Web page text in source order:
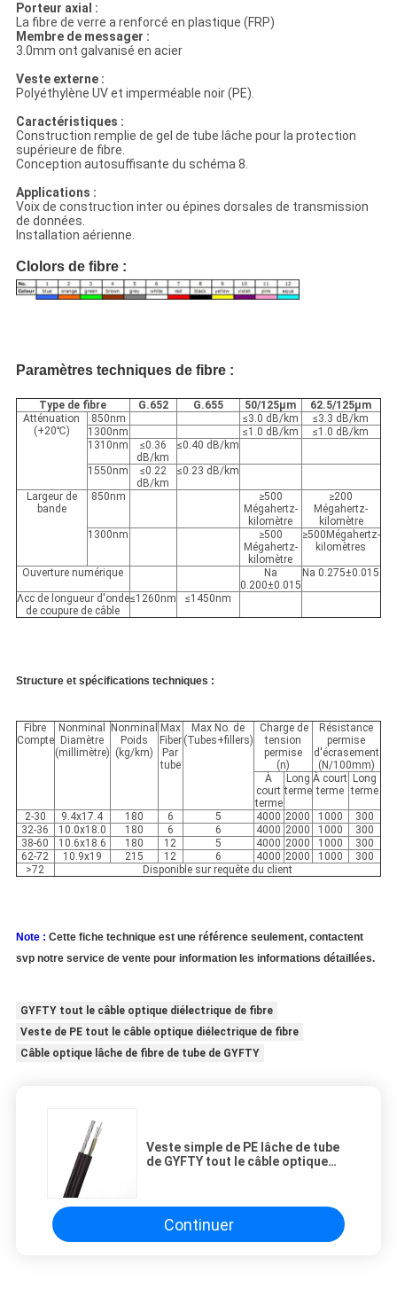
Porteur axial :
La fibre de verre a renforcé en plastique (FRP)
Membre de messager :
3.0mm ont galvanisé en acier
Veste externe :
Polyéthylène UV et imperméable noir (PE).
Caractéristiques :
Construction remplie de gel de tube lâche pour la protection
supérieure de fibre.
Conception autosuffisante du schéma 8.
Applications :
Voix de construction inter ou épines dorsales de transmission
de données.
Installation aérienne.
Clolors de fibre :
Paramètres techniques de fibre :
Type de fibre G.652 G.655 50/125μm
62.5/125μm
Atténuation
(+20℃)
850nm ≤3.0 dB/km
≤3.3 dB/km
1300nm
≤1.0 dB/km
≤1.0 dB/km
1310nm
≤0.36
dB/km
≤0.40 dB/km
1550nm
≤0.22
dB/km
≤0.23 dB/km
Largeur de
bande
850nm
≥500
Mégahertz-
kilomètre
≥200
Mégahertz-
kilomètre
1300nm
≥500
Mégahertz-
kilomètre
≥500Mégahertz-
kilomètres
Ouverture numérique
Na
0.200±0.015
Na 0.275±0.015
Λcc de longueur d'onde
de coupure de câble
≤1260nm ≤1450nm
Structure et spécifications techniques :
Fibre
Compte
Nonminal
Diamètre
(millimètre)
Nonminal
Poids
(kg/km)
Max
Fiber
Par
tube
Max No. de
(Tubes+fillers)
Charge de
tension
permise
(n)
Résistance
permise
d'écrasement
(N/100mm)
À
court
terme
Long
terme
À court
terme
Long
terme
2-30 9.4x17.4 180 6 5 4000 2000 1000
300
32-36
10.0x18.0 180 6 6 4000 2000 1000
300
38-60
10.6x18.6 180 12 5 4000 2000 1000
300
62-72
10.9x19 215 12 6 4000 2000 1000
300
>72
Disponible sur requête du client
Note : Cette fiche technique est une référence seulement, contactent
svp notre service de vente pour information les informations détaillées.
GYFTY tout le câble optique diélectrique de fibre
Veste de PE tout le câble optique diélectrique de fibre
Câble optique lâche de fibre de tube de GYFTY
Veste simple de PE lâche de tube
de GYFTY tout le câble optique
Continuer